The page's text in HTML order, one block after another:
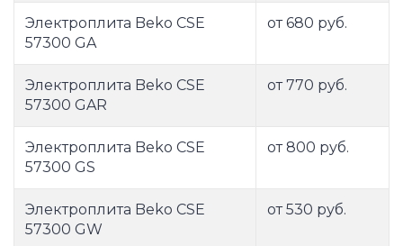
Электроплита Beko CSE
57300 GA
от 680 руб.
Электроплита Beko CSE
57300 GAR
от 770 руб.
Электроплита Beko CSE
57300 GS
от 800 руб.
Электроплита Beko CSE
57300 GW
от 530 руб.